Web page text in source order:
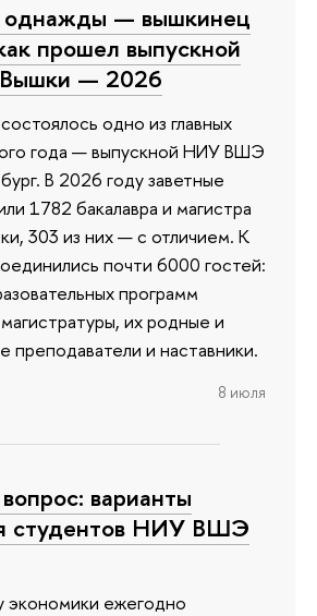
— вышкинец
прошел выпускной
— 2026
одно из главных
года — выпускной НИУ ВШЭ
В 2026 году заветные
1782 бакалавра и магистра
303 из них — с отличием. К
почти 6000 гостей:
программ
их родные и
преподаватели и наставники.
8 июля
варианты
студентов НИУ ВШЭ
экономики ежегодно